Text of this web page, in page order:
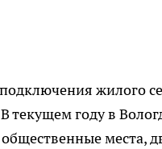
жилого
текущем году в
места,